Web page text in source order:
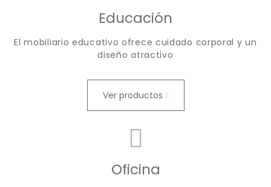
Educación
El mobiliario educativo ofrece cuidado corporal y un
diseño atractivo
Ver productos
Oficina